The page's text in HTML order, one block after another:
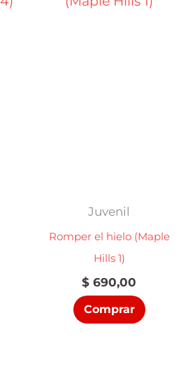
Juvenil
Romper el hielo (Maple
Hills 1)
$ 690,00
Comprar